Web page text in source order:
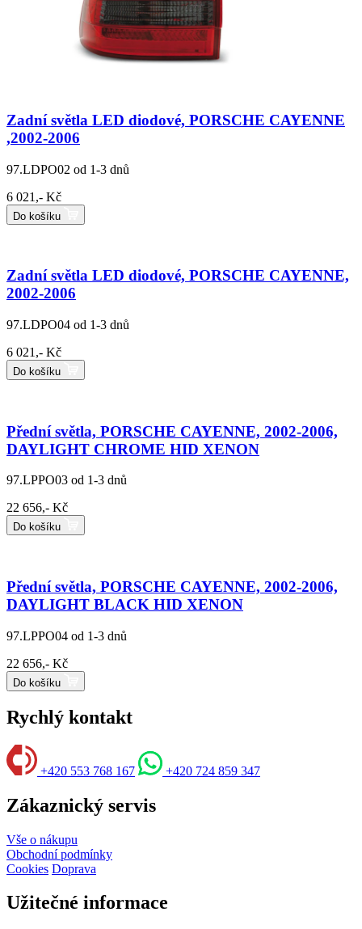
Zadní světla LED diodové, PORSCHE CAYENNE
,2002-2006
97.LDPO02 od 1-3 dnů
6 021,- Kč
Do košíku
Zadní světla LED diodové, PORSCHE CAYENNE,
2002-2006
97.LDPO04 od 1-3 dnů
6 021,- Kč
Do košíku
Přední světla, PORSCHE CAYENNE, 2002-2006,
DAYLIGHT CHROME HID XENON
97.LPPO03 od 1-3 dnů
22 656,- Kč
Do košíku
Přední světla, PORSCHE CAYENNE, 2002-2006,
DAYLIGHT BLACK HID XENON
97.LPPO04 od 1-3 dnů
22 656,- Kč
Do košíku
Rychlý kontakt
+420 553 768 167 +420 724 859 347
Zákaznický servis
Vše o nákupu
Obchodní podmínky
Cookies Doprava
Užitečné informace